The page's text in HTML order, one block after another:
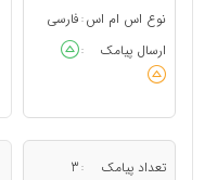
نوع اس ام اس : فارسی
ارسال پیامک
:
تعداد پیامک :
3